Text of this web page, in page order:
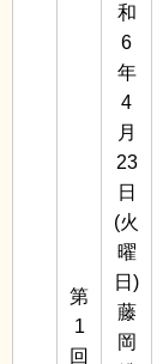
第
1
回
和
6
年
4
月
23
日
(火
曜
日)
藤
岡